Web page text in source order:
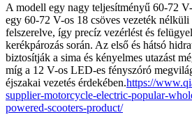
A modell egy nagy teljesítményű 60-72
egy 60-72 V-os 18 csöves vezeték
felszerelve, így precíz vezérlést és
kerékpározás során. Az első és hátsó
biztosítják a sima és kényelmes utazást
míg a 12 V-os LED-es fényszóró
éjszakai vezetés érdekében.https://
supplier-motorcycle-electric-popular-
powered-scooters-product/